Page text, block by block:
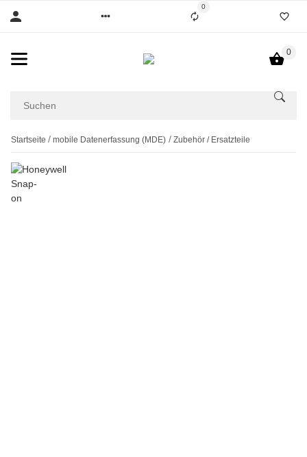
0
0
Startseite mobile Datenerfassung (MDE) Zubehör / Ersatzteile